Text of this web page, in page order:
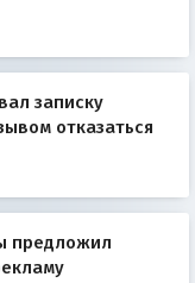
записку
отказаться
предложил